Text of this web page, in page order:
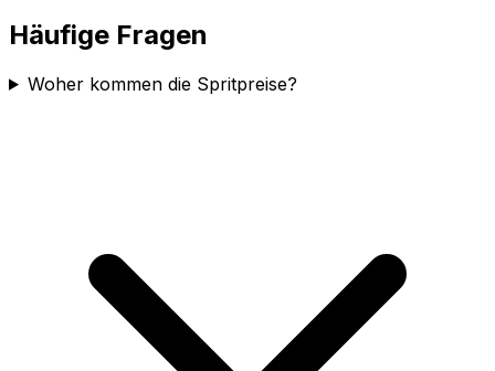
Häufige Fragen
Woher kommen die Spritpreise?